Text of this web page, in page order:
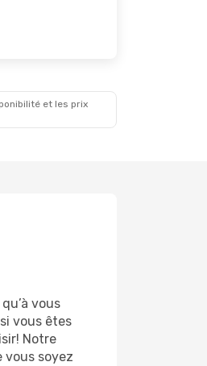
et les prix
vous
vous êtes
Notre
soyez